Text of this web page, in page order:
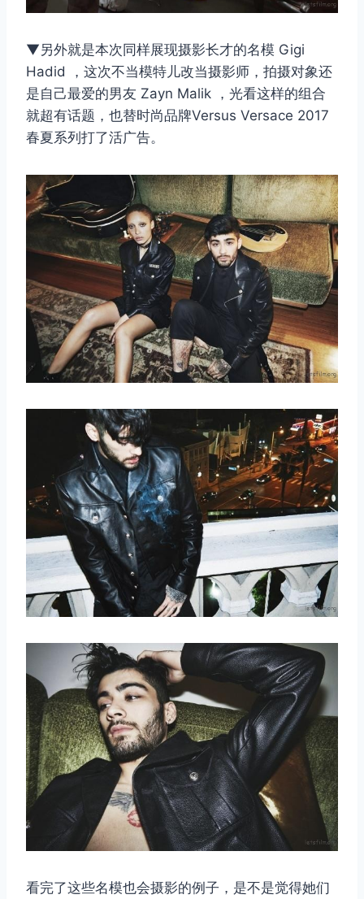
▼另外就是本次同样展现摄影长才的名模 Gigi
Hadid ，这次不当模特儿改当摄影师，拍摄对象还
是自己最爱的男友 Zayn Malik ，光看这样的组合
就超有话题，也替时尚品牌Versus Versace 2017
春夏系列打了活广告。
看完了这些名模也会摄影的例子，是不是觉得她们
取消 搜索